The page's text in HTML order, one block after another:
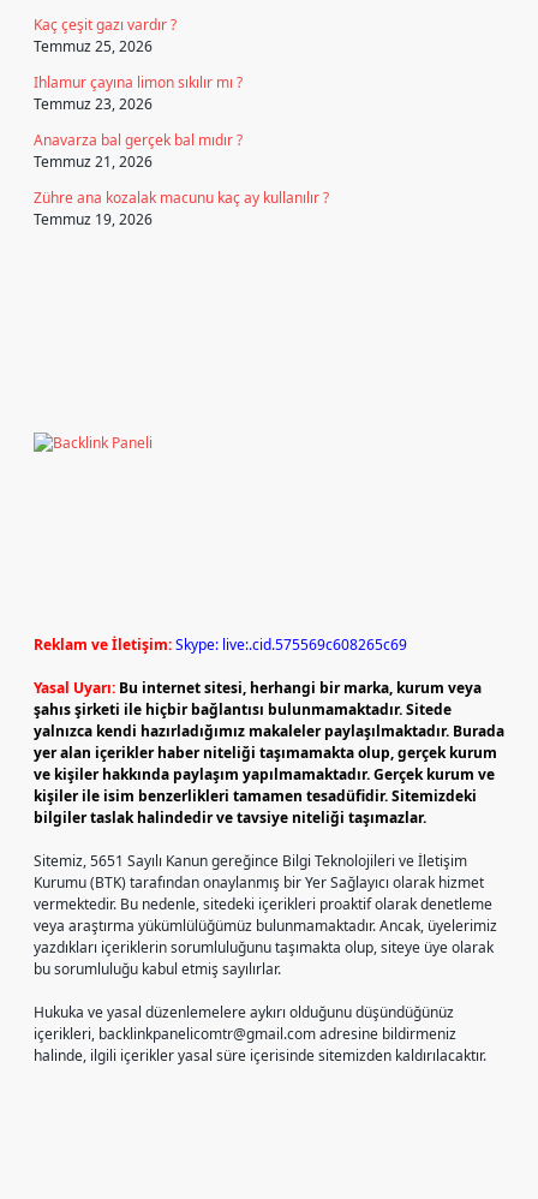
Kaç çeşit gazı vardır ?
Temmuz 25, 2026
Ihlamur çayına limon sıkılır mı ?
Temmuz 23, 2026
Anavarza bal gerçek bal mıdır ?
Temmuz 21, 2026
Zühre ana kozalak macunu kaç ay kullanılır ?
Temmuz 19, 2026
Reklam ve İletişim:Skype: live:.cid.575569c608265c69
Yasal Uyarı: Bu internet sitesi, herhangi bir marka, kurum veya
şahıs şirketi ile hiçbir bağlantısı bulunmamaktadır. Sitede
yalnızca kendi hazırladığımız makaleler paylaşılmaktadır. Burada
yer alan içerikler haber niteliği taşımamakta olup, gerçek kurum
ve kişiler hakkında paylaşım yapılmamaktadır. Gerçek kurum ve
kişiler ile isim benzerlikleri tamamen tesadüfidir. Sitemizdeki
bilgiler taslak halindedir ve tavsiye niteliği taşımazlar.
Sitemiz, 5651 Sayılı Kanun gereğince Bilgi Teknolojileri ve İletişim
Kurumu (BTK) tarafından onaylanmış bir Yer Sağlayıcı olarak hizmet
vermektedir. Bu nedenle, sitedeki içerikleri proaktif olarak denetleme
veya araştırma yükümlülüğümüz bulunmamaktadır. Ancak, üyelerimiz
yazdıkları içeriklerin sorumluluğunu taşımakta olup, siteye üye olarak
bu sorumluluğu kabul etmiş sayılırlar.
Hukuka ve yasal düzenlemelere aykırı olduğunu düşündüğünüz
içerikleri, backlinkpanelicomtr@gmail.comadresine bildirmeniz
halinde, ilgili içerikler yasal süre içerisinde sitemizden kaldırılacaktır.